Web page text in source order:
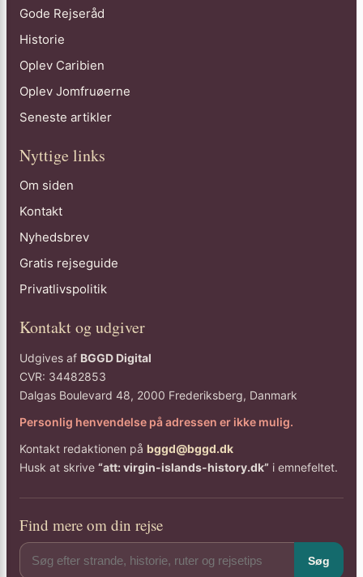
Gode Rejseråd
Historie
Oplev Caribien
Oplev Jomfruøerne
Seneste artikler
Nyttige links
Om siden
Kontakt
Nyhedsbrev
Gratis rejseguide
Privatlivspolitik
Kontakt og udgiver
Udgives af BGGD Digital
CVR: 34482853
Dalgas Boulevard 48, 2000 Frederiksberg, Danmark
Personlig henvendelse på adressen er ikke mulig.
Kontakt redaktionen på bggd@bggd.dk
Husk at skrive “att: virgin-islands-history.dk” i emnefeltet.
Find mere om din rejse
Søg